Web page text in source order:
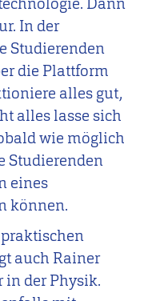
In der
Studierenden
die Plattform
alles gut,
alles lasse sich
wie möglich
Studierenden
eines
können.
auch Rainer
der Physik.